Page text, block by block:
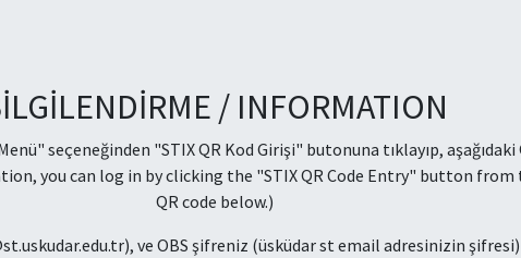
/ INFORMATION
seçeneğinden "STIX QR Kod Girişi" butonuna tıklayıp,
you can log in by clicking the "STIX QR Code Entry" button
QR code below.)
ve OBS şifreniz (üsküdar st email adresinizin